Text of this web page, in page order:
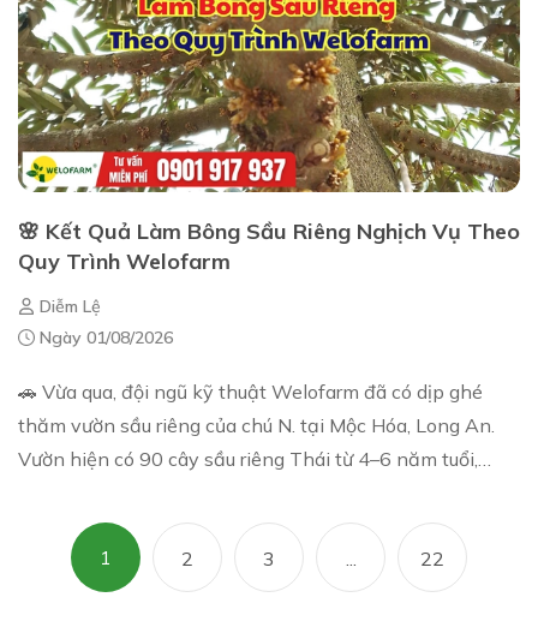
🌸 Kết Quả Làm Bông Sầu Riêng Nghịch Vụ Theo
Quy Trình Welofarm
Diễm Lệ
Ngày 01/08/2026
🚗 Vừa qua, đội ngũ kỹ thuật Welofarm đã có dịp ghé
thăm vườn sầu riêng của chú N. tại Mộc Hóa, Long An.
Vườn hiện có 90 cây sầu riêng Thái từ 4–6 năm tuổi,
1 2 3 ... 22